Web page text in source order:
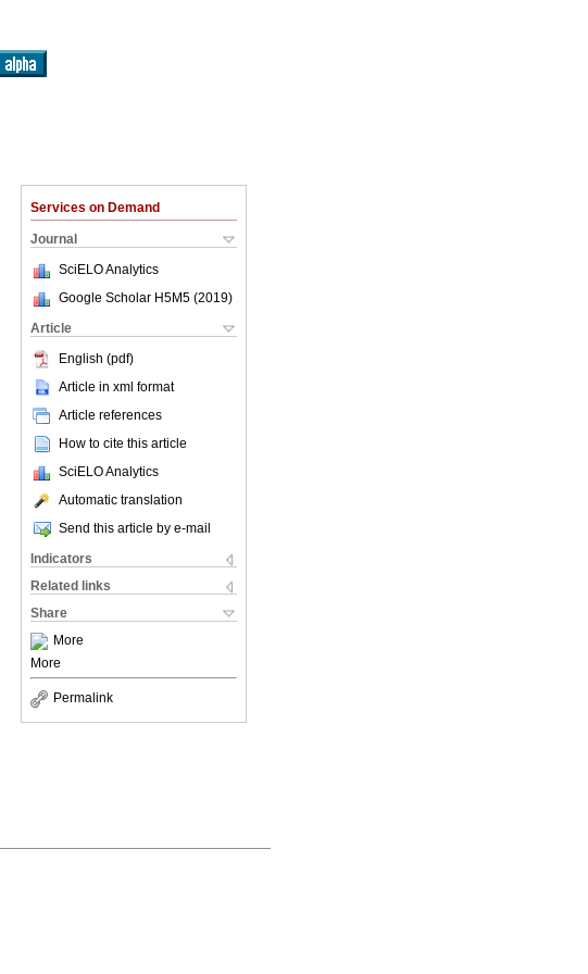
Services on Demand
Journal
SciELO Analytics
Google Scholar H5M5 (2019)
Article
English (pdf)
Article in xml format
Article references
How to cite this article
SciELO Analytics
Automatic translation
Send this article by e-mail
Indicators
Related links
Share
More
More
Permalink